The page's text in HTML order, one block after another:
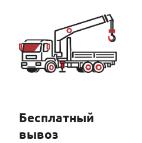
Бесплатный
вывоз